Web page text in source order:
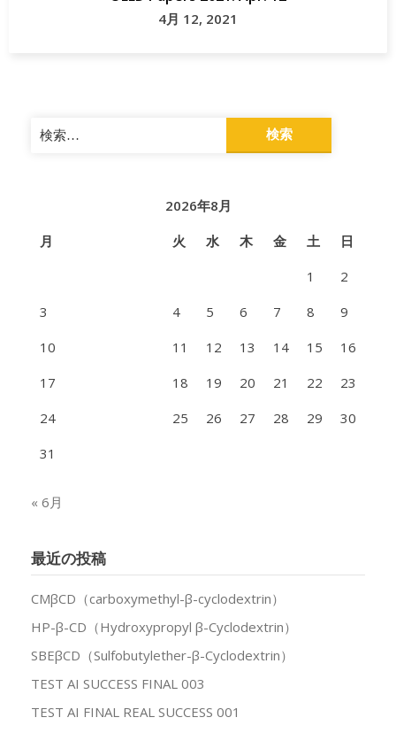
4月 12, 2021
検
索:
2026年8月
月
火 水 木 金 土
日
1
2
3
4 5 6 7 8
9
10
11 12 13 14 15
16
17
18 19 20 21 22
23
24
25 26 27 28 29
30
31
« 6月
最近の投稿
CMβCD（carboxymethyl-β-cyclodextrin）
HP-β-CD（Hydroxypropyl β-Cyclodextrin）
SBEβCD（Sulfobutylether-β-Cyclodextrin）
TEST AI SUCCESS FINAL 003
TEST AI FINAL REAL SUCCESS 001